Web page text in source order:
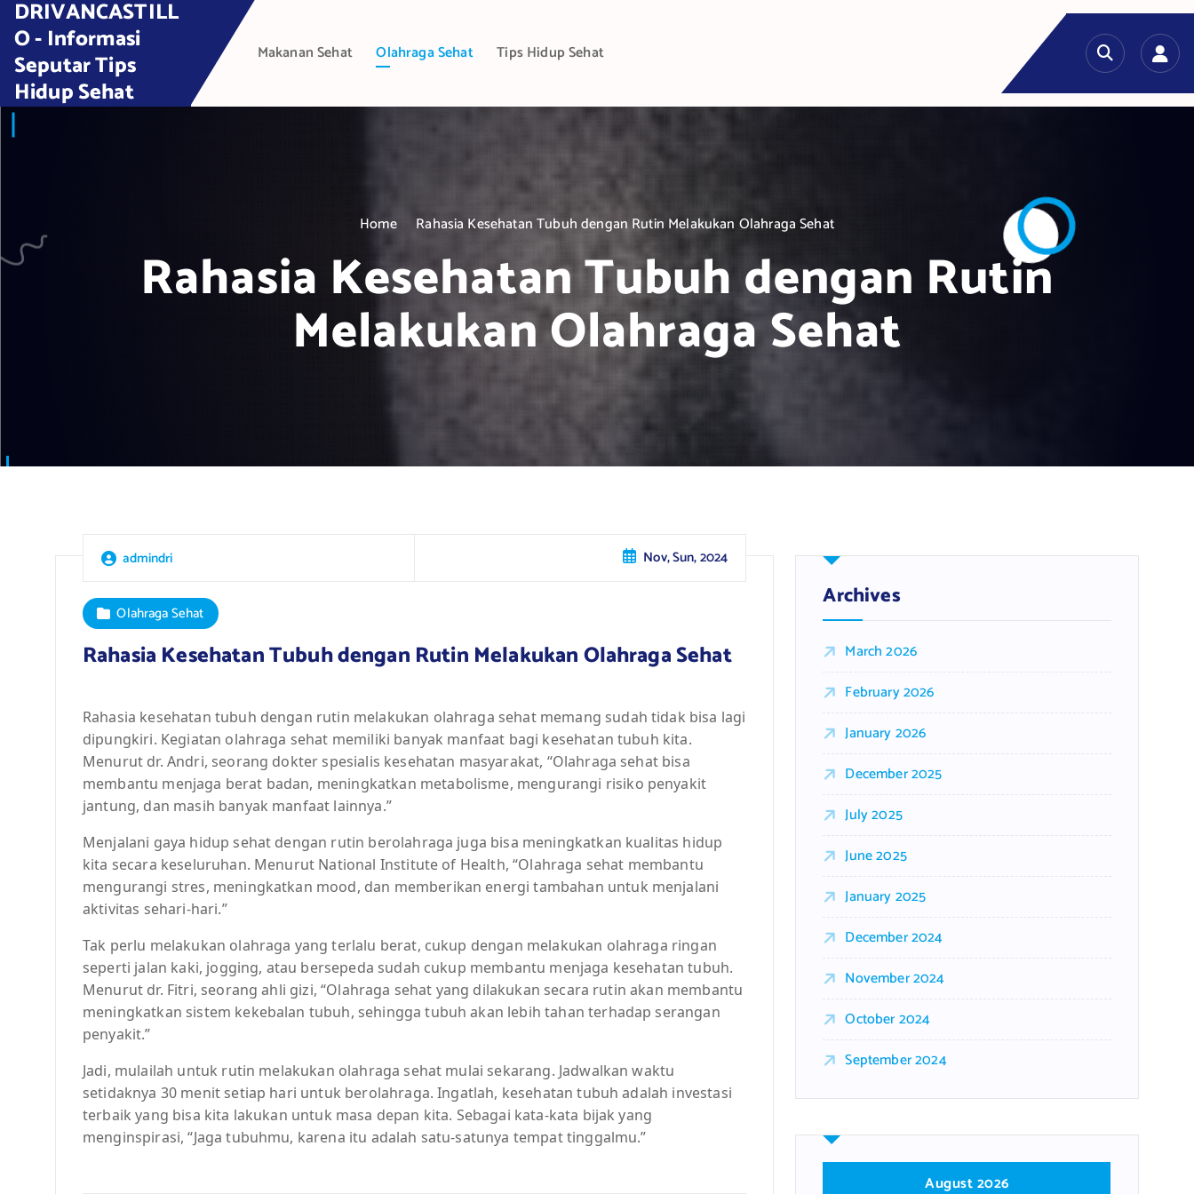
n
DRIVANCASTILL
O - Informasi
Seputar Tips
Hidup Sehat
Makanan Sehat Olahraga Sehat Tips Hidup Sehat
Home Rahasia Kesehatan Tubuh dengan Rutin Melakukan Olahraga Sehat
Rahasia Kesehatan Tubuh dengan Rutin
Melakukan Olahraga Sehat
admindri Nov, Sun, 2024
Olahraga Sehat
Rahasia Kesehatan Tubuh dengan Rutin Melakukan Olahraga Sehat
Rahasia kesehatan tubuh dengan rutin melakukan olahraga sehat memang sudah tidak bisa lagi
dipungkiri. Kegiatan olahraga sehat memiliki banyak manfaat bagi kesehatan tubuh kita.
Menurut dr. Andri, seorang dokter spesialis kesehatan masyarakat, “Olahraga sehat bisa
membantu menjaga berat badan, meningkatkan metabolisme, mengurangi risiko penyakit
jantung, dan masih banyak manfaat lainnya.”
Menjalani gaya hidup sehat dengan rutin berolahraga juga bisa meningkatkan kualitas hidup
kita secara keseluruhan. Menurut National Institute of Health, “Olahraga sehat membantu
mengurangi stres, meningkatkan mood, dan memberikan energi tambahan untuk menjalani
aktivitas sehari-hari.”
Tak perlu melakukan olahraga yang terlalu berat, cukup dengan melakukan olahraga ringan
seperti jalan kaki, jogging, atau bersepeda sudah cukup membantu menjaga kesehatan tubuh.
Menurut dr. Fitri, seorang ahli gizi, “Olahraga sehat yang dilakukan secara rutin akan membantu
meningkatkan sistem kekebalan tubuh, sehingga tubuh akan lebih tahan terhadap serangan
penyakit.”
Jadi, mulailah untuk rutin melakukan olahraga sehat mulai sekarang. Jadwalkan waktu
setidaknya 30 menit setiap hari untuk berolahraga. Ingatlah, kesehatan tubuh adalah investasi
terbaik yang bisa kita lakukan untuk masa depan kita. Sebagai kata-kata bijak yang
menginspirasi, “Jaga tubuhmu, karena itu adalah satu-satunya tempat tinggalmu.”
Archives
March 2026
February 2026
January 2026
December 2025
July 2025
June 2025
January 2025
December 2024
November 2024
October 2024
September 2024
August 2026